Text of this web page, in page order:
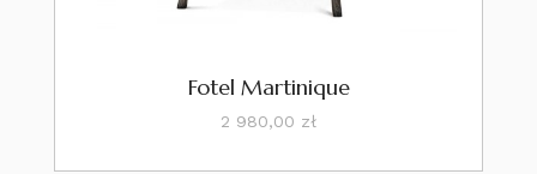
Fotel Martinique
2 980,00 złCena